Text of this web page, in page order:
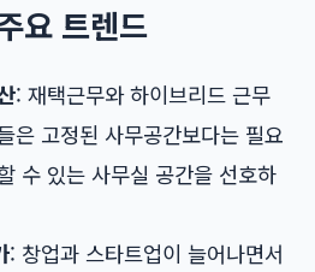
요 트렌드
: 재택근무와 하이브리드 근무
은 고정된 사무공간보다는 필요
수 있는 사무실 공간을 선호하
: 창업과 스타트업이 늘어나면서